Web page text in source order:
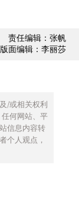
责任编辑：张帆
版面编辑：李丽莎
/或相关权利
何网站、平
信息内容转
个人观点，